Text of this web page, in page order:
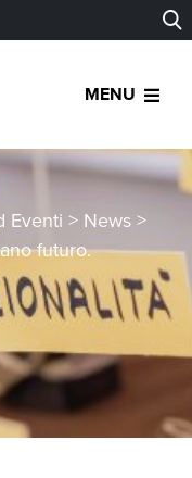
MENU
Eventi > News >
futuro.